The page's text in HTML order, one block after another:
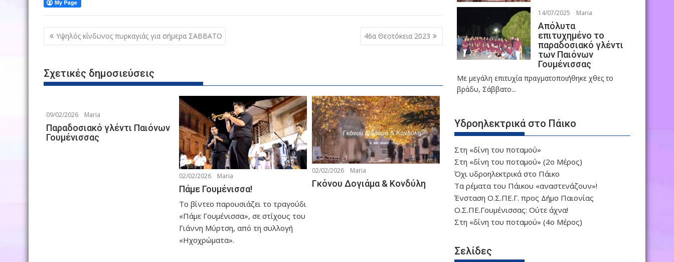
Πλοήγηση
άρθρων
Υψηλός κίνδυνος πυρκαγιάς για σήμερα ΣΑΒΒΑΤΟ 46α Θεοτόκεια 2023
Σχετικές δημοσιεύσεις
09/02/2026 Maria
Παραδοσιακό γλέντι Παιόνων
Γουμένισσας
02/02/2026 Maria
Πάμε Γουμένισσα!
Το βίντεο παρουσιάζει το τραγούδι
«Πάμε Γουμένισσα», σε στίχους του
Γιάννη Μύρτση, από τη συλλογή
«Ηχοχρώματα».
02/02/2026 Maria
Γκόνου Δογιάμα & Κονδύλη
14/07/2025 Maria
Απόλυτα
επιτυχημένο το
παραδοσιακό γλέντι
των Παιόνων
Γουμένισσας
Με μεγάλη επιτυχία πραγματοποιήθηκε χθες το
βράδυ, Σάββατο...
Υδροηλεκτρικά στο Πάικο
Στη «δίνη του ποταμού»
Στη «δίνη του ποταμού» (2ο Μέρος)
Όχι υδροηλεκτρικά στο Πάικο
Τα ρέματα του Πάικου «αναστενάζουν»!
Ένσταση Ο.Σ.ΠΕ.Γ. προς Δήμο Παιονίας
Ο.Σ.ΠΕ.Γουμένισσας: Ούτε άχνα!
Στη «δίνη του ποταμού» (4ο Μέρος)
Σελίδες